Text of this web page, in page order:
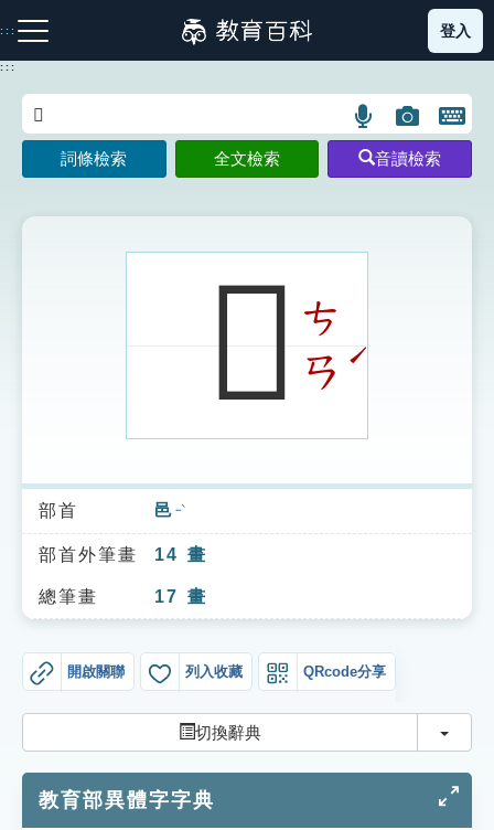
到
主
:::
注音索引圖示 筆畫索引圖示 部首索引表圖示
索引選單
知識索引
單字索引
貓頭鷹博士
登入
:::
語
言
搜
示
圖
片
搜
開
鍵
圖
詞條檢索 全文檢索 音讀檢索
𨞷ㄘ
ㄢˊ
部首 邑 ㄧˋ
部首外筆畫 14 畫
總筆畫 17 畫
開啟關聯 列入收藏 QRcode分享
切換辭典 切換
教育部異體字字典